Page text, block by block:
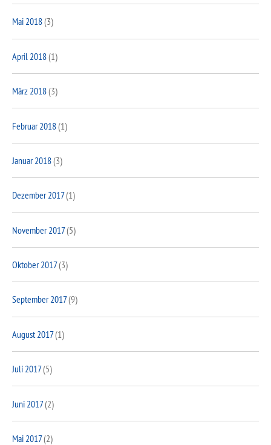
Mai 2018(3)
April 2018(1)
März 2018(3)
Februar 2018(1)
Januar 2018(3)
Dezember 2017(1)
November 2017(5)
Oktober 2017(3)
September 2017(9)
August 2017(1)
Juli 2017(5)
Juni 2017(2)
Mai 2017(2)